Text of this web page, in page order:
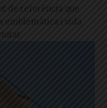
de referència que
emblemàtica i vida